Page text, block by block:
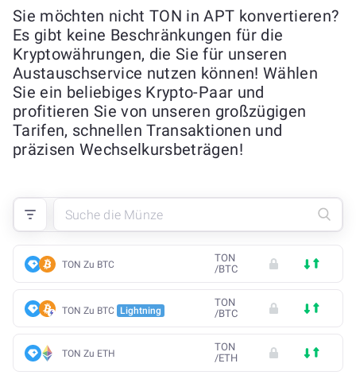
Sie möchten nicht TON in APT konvertieren?
Es gibt keine Beschränkungen für die
Kryptowährungen, die Sie für unseren
Austauschservice nutzen können! Wählen
Sie ein beliebiges Krypto-Paar und
profitieren Sie von unseren großzügigen
Tarifen, schnellen Transaktionen und
präzisen Wechselkursbeträgen!
TON Zu BTC
TON
/BTC
TON Zu BTC Lightning
TON
/BTC
TON Zu ETH
TON
/ETH